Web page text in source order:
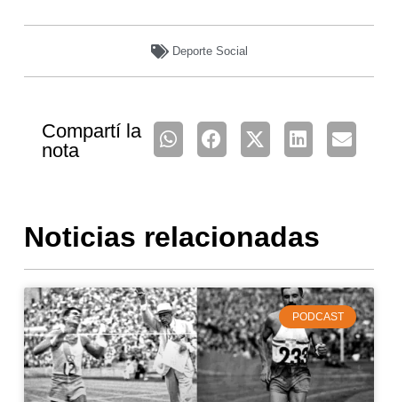
Deporte Social
Compartí la
nota
Noticias relacionadas
PODCAST